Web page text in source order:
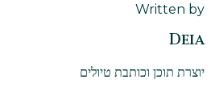
Written by
Deia
יוצרת תוכן וכותבת טיולים